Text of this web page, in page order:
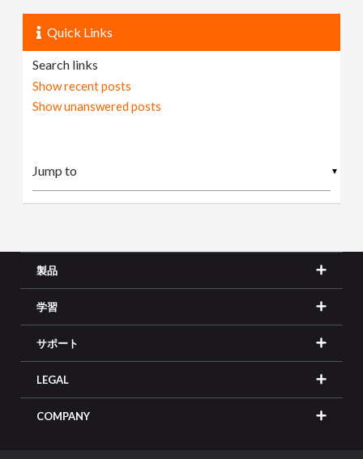
Quick Links
Search links
Show recent posts
Show unanswered posts
▼
製品
学習
サポート
LEGAL
COMPANY